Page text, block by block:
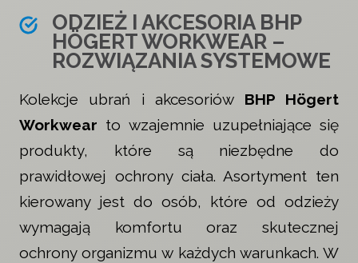
ODZIEŻ I AKCESORIA BHP
HÖGERT WORKWEAR –
ROZWIĄZANIA SYSTEMOWE
Kolekcje ubrań i akcesoriów BHP Högert
Workwear to wzajemnie uzupełniające się
produkty, które są niezbędne do
prawidłowej ochrony ciała. Asortyment ten
kierowany jest do osób, które od odzieży
wymagają komfortu oraz skutecznej
ochrony organizmu w każdych warunkach. W